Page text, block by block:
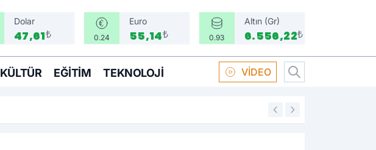
Dolar
47,61₺ 0.24
Euro
55,14₺ 0.93
Altın (Gr)
6.556,22₺
KÜLTÜR EĞITIM TEKNOLOJI VİDEO
16:58